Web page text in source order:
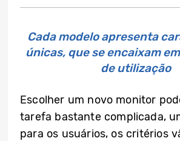
Cada modelo apresenta
únicas, que se encaixam
de utilização
Escolher um novo monitor
tarefa bastante complicada,
para os usuários, os critérios